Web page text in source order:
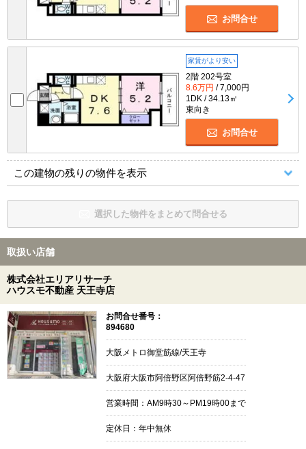
お問合せ
家賃がより安い
2階 202号室
8.6万円 / 7,000円
1DK / 34.13㎡
東向き
お問合せ
この建物の残りの物件を表示
選択した物件をまとめて問合せる
取扱い店舗
株式会社エリアリサーチ
ハウスモ不動産 天王寺店
お問合せ番号：
894680
大阪メトロ御堂筋線/天王寺
大阪府大阪市阿倍野区阿倍野筋2-4-47
営業時間：AM9時30～PM19時00まで
定休日：年中無休